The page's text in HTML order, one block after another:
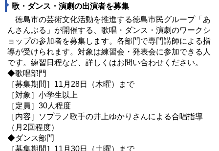
歌・ダンス・演劇の出演者を募集
徳島市の芸術文化活動を推進する徳島市民グループ「あ
んさんぶる」が開催する、歌唱・ダンス・演劇のワークシ
ョップの参加者を募集します。各部門で専門講師による指
導が受けられます。対象は練習会・発表会に参加できる人
です。練習日程など、詳しくはお問い合わせください。
◆歌唱部門
［募集期間］11月28日（木曜）まで
［対象］小学生以上
［定員］30人程度
［内容］ソプラノ歌手の井上ゆかりさんによる合唱指導
（月2回程度）
◆ダンス部門
［募集期間］11月30日（土曜）まで